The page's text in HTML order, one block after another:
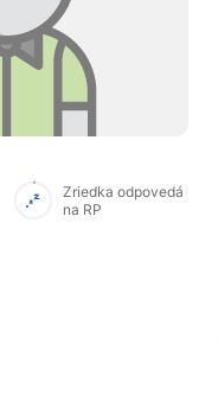
Zriedka odpovedá
na RP